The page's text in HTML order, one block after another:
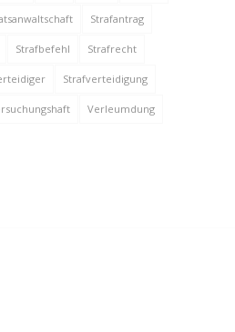
Strafantrag
Strafbefehl Strafrecht
Strafverteidigung
Verleumdung